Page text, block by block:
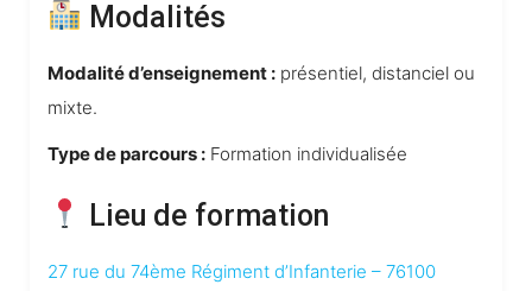
Modalités
Modalité d’enseignement : présentiel, distanciel ou
mixte.
Type de parcours : Formation individualisée
Lieu de formation
27 rue du 74ème Régiment d’Infanterie – 76100